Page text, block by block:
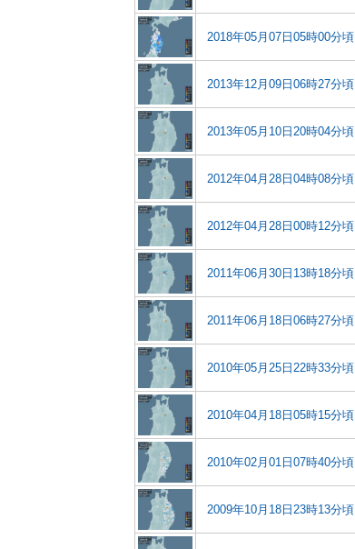
2018年05月07日05時00分頃
2013年12月09日06時27分頃
2013年05月10日20時04分頃
2012年04月28日04時08分頃
2012年04月28日00時12分頃
2011年06月30日13時18分頃
2011年06月18日06時27分頃
2010年05月25日22時33分頃
2010年04月18日05時15分頃
2010年02月01日07時40分頃
2009年10月18日23時13分頃